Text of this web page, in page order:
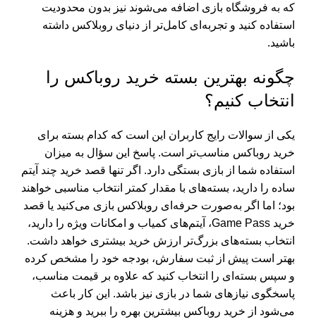
که به فروشگاه بازی اضافه می‌شوند نیز بدون محدودیت
استفاده کنید و تجربه‌ای کامل‌تر از دنیای روبلاکس داشته
باشید.
چگونه بهترین بسته خرید روباکس را
انتخاب کنیم؟
یکی از سوالات رایج کاربران این است که کدام بسته برای
خرید روباکس مناسب‌تر است. پاسخ این سؤال به میزان
استفاده شما از بازی بستگی دارد. اگر تنها قصد خرید چند آیتم
ساده را دارید، بسته‌های با مقدار کمتر انتخاب مناسبی خواهند
بود؛ اما اگر به‌صورت حرفه‌ای روبلاکس بازی می‌کنید یا قصد
خرید Game Pass، آیتم‌های کمیاب و امکانات ویژه را دارید،
انتخاب بسته‌های بزرگ‌تر ارزش خرید بیشتری خواهد داشت.
بهتر است پیش از ثبت سفارش، بودجه خود را مشخص کرده
و سپس بسته‌ای را انتخاب کنید که علاوه بر قیمت مناسب،
پاسخگوی نیازهای شما در بازی نیز باشد. این کار باعث
می‌شود از خرید روباکس بیشترین بهره را ببرید و هزینه